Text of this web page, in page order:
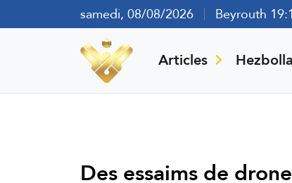
samedi, 08/08/2026 Beyrouth
Articles
Des essaims de